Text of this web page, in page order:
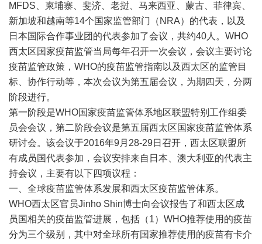
MFDS、柬埔寨、斐济、老挝、马来西亚、蒙古、菲律宾、
新加坡和越南等14个国家监管部门（NRA）的代表，以及
日本国际合作事业团的代表参加了会议，共约40人。WHO
西太区国家疫苗监管当局每年召开一次会议，会议主要讨论
疫苗监管政策，WHO的疫苗监管指南以及西太区的监管目
标、协作行动等，本次会议为第五届会议，为期四天，分两
阶段进行。
第一阶段是WHO国家疫苗监管体系地区联盟特别工作组委
员会会议，第二阶段会议是第五届西太区国家疫苗监管体系
研讨会。该会议于2016年9月28-29日召开，西太区联盟所
有成员国代表参加，会议安排来自日本、澳大利亚的代表主
持会议，主要有以下四项议程：
一、全球疫苗监管体系发展和西太区疫苗监管体系。
WHO西太区官员Jinho Shin博士向会议报告了和西太区成
员国相关的疫苗监管进展，包括（1）WHO推荐使用的疫苗
分为三个级别，其中对全球所有国家推荐使用的疫苗有卡介